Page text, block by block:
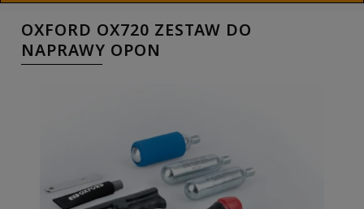
OXFORD OX720 ZESTAW DO
NAPRAWY OPON